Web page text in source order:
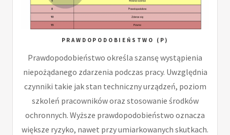
PRAWDOPODOBIEŃSTWO (P)
Prawdopodobieństwo określa szansę wystąpienia
niepożądanego zdarzenia podczas pracy. Uwzględnia
czynniki takie jak stan techniczny urządzeń, poziom
szkoleń pracowników oraz stosowanie środków
ochronnych. Wyższe prawdopodobieństwo oznacza
większe ryzyko, nawet przy umiarkowanych skutkach.